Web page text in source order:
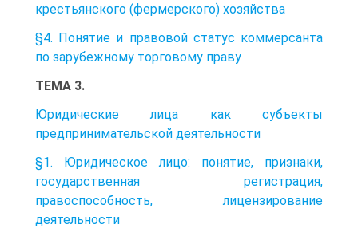
крестьянского (фермерского) хозяйства
§4. Понятие и правовой статус коммерсанта
по зарубежному торговому праву
ТЕМА 3.
Юридические лица как субъекты
предпринимательской деятельности
§1. Юридическое лицо: понятие, признаки,
государственная регистрация,
правоспособность, лицензирование
деятельности